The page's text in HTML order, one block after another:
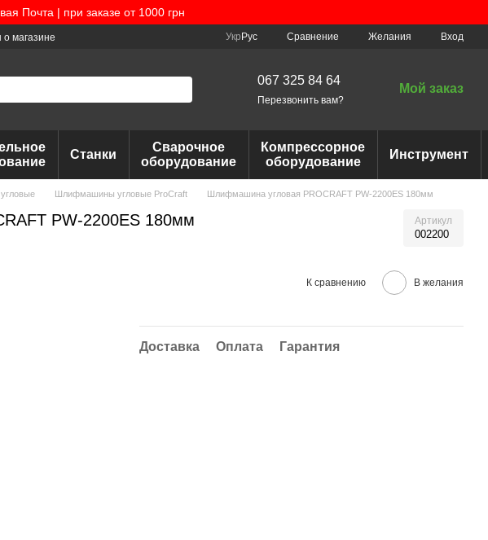
Почта | при заказе от 1000 грн
магазине Укр Рус Сравнение Желания Вход
067 325 84 64
Перезвонить вам?
Мой заказ
Станки
Сварочное
оборудование
Компрессорное
оборудование
Инструмент
Шлифмашины угловые ProCraft Шлифмашина угловая PROCRAFT PW-2200ЕS 180мм
PW-2200ЕS 180мм Артикул
002200
К сравнению В желания
Доставка Оплата Гарантия